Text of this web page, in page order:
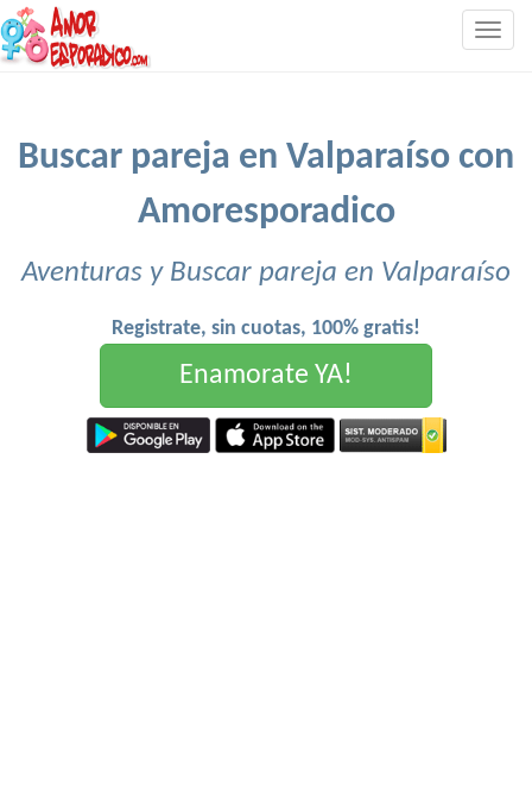
Buscar pareja en Valparaíso con
Amoresporadico
Aventuras y Buscar pareja en Valparaíso
Registrate, sin cuotas, 100% gratis!
Enamorate YA!